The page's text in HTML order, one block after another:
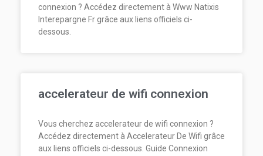
connexion ? Accédez directement à Www Natixis
Interepargne Fr grâce aux liens officiels ci-
dessous.
accelerateur de wifi connexion
Vous cherchez accelerateur de wifi connexion ?
Accédez directement à Accelerateur De Wifi grâce
aux liens officiels ci-dessous. Guide Connexion